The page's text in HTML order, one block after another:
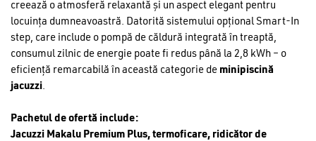
creează o atmosferă relaxantă și un aspect elegant pentru
locuința dumneavoastră. Datorită sistemului opțional Smart-In
step, care include o pompă de căldură integrată în treaptă,
consumul zilnic de energie poate fi redus până la 2,8 kWh – o
eficiență remarcabilă în această categorie de minipiscină
jacuzzi.
Pachetul de ofertă include:
Jacuzzi Makalu Premium Plus, termoficare, ridicător de